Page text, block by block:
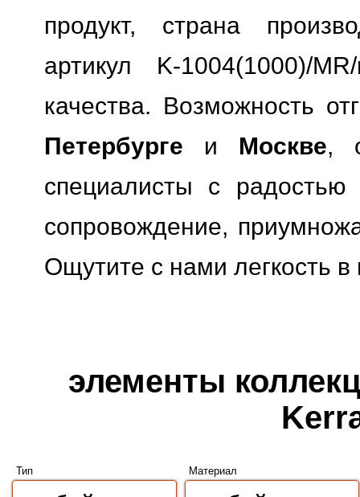
продукт, страна
артикул K-1004(1000)/
качества. Возможность
Петербурге и Москве,
специалисты с радостью
сопровождение,
Ощутите с нами легкость
элементы
Тип Материал